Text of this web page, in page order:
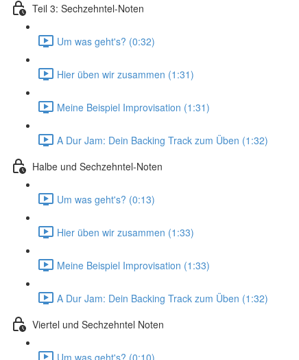
Teil 3: Sechzehntel-Noten
Um was geht's? (0:32)
Hier üben wir zusammen (1:31)
Meine Beispiel Improvisation (1:31)
A Dur Jam: Dein Backing Track zum Üben (1:32)
Halbe und Sechzehntel-Noten
Um was geht's? (0:13)
Hier üben wir zusammen (1:33)
Meine Beispiel Improvisation (1:33)
A Dur Jam: Dein Backing Track zum Üben (1:32)
Viertel und Sechzehntel Noten
Um was geht's? (0:10)